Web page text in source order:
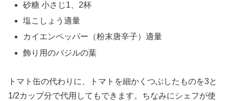
砂糖 小さじ1、2杯
塩こしょう適量
カイエンペッパー（粉末唐辛子）適量
飾り用のバジルの葉
トマト缶の代わりに、トマトを細かくつぶしたものを3と
1/2カップ分で代用してもできます。ちなみにシェフが使